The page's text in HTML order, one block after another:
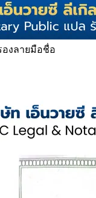
งลายมือชื่อ